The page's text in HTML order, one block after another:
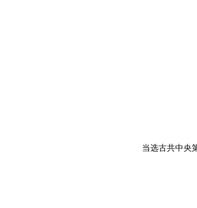
当选古共中央第